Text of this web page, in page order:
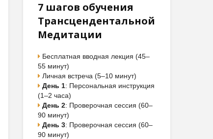
7 шагов обучения
Трансцендентальной
Медитации
Бесплатная вводная лекция (45–
55 минут)
Личная встреча (5–10 минут)
День 1: Персональная инструкция
(1–2 часа)
День 2: Проверочная сессия (60–
90 минут)
День 3: Проверочная сессия (60–
90 минут)